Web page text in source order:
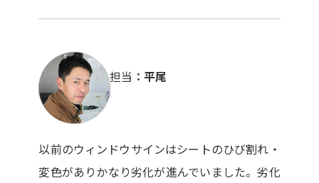
担当 平尾
以前のウィンドウサインはシートのひび割れ・
変色がありかなり劣化が進んでいました。劣化